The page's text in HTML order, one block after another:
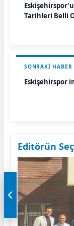
Tarihleri Belli
SONRAKI HABER
Eskişehirspor
Editörün